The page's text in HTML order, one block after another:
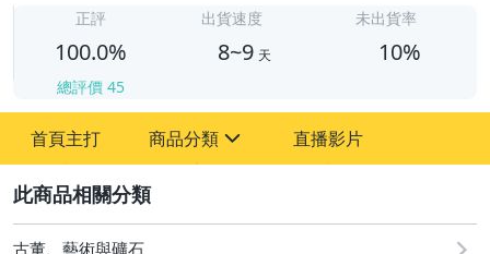
正評
100.0%
總評價 45
出貨速度
8~9 天
未出貨率
10%
首頁主打 商品分類
其它
直播影片
古董、藝術與礦石